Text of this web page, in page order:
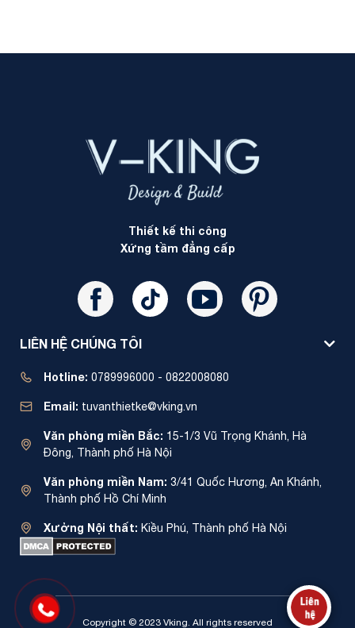
Thiết kế thi công
Xứng tầm đẳng cấp
LIÊN HỆ CHÚNG TÔI
Hotline: 0789996000 - 0822008080
Email: tuvanthietke@vking.vn
Văn phòng miền Bắc: 15-1/3 Vũ Trọng Khánh, Hà
Đông, Thành phố Hà Nội
Văn phòng miền Nam: 3/41 Quốc Hương, An Khánh,
Thành phố Hồ Chí Minh
Xưởng Nội thất: Kiều Phú, Thành phố Hà Nội
Copyright © 2023 Vking. All rights reserved